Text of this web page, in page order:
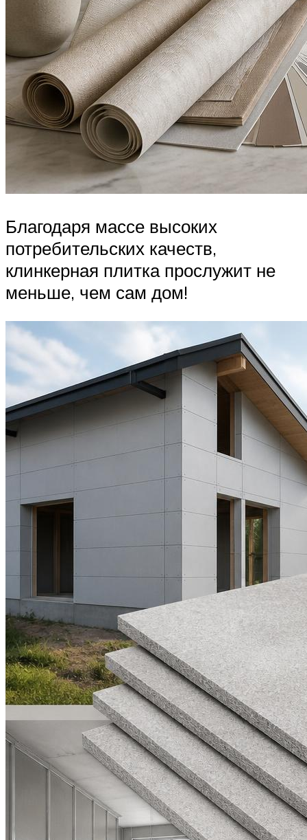
Благодаря массе высоких
потребительских качеств,
клинкерная плитка прослужит не
меньше, чем сам дом!